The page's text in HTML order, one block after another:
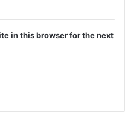
in this browser for the next